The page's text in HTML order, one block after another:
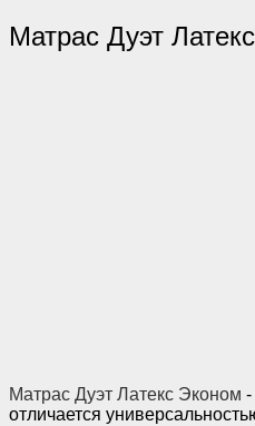
Матрас Дуэт
Матрас Дуэт Латекс Эконом -
отличается